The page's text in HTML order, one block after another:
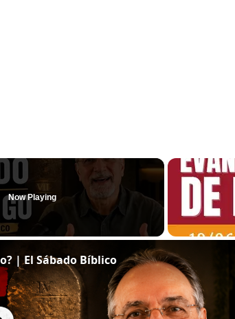
Now Playing
| El Sábado Bíblico